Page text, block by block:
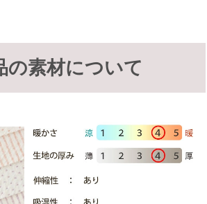
の素材について